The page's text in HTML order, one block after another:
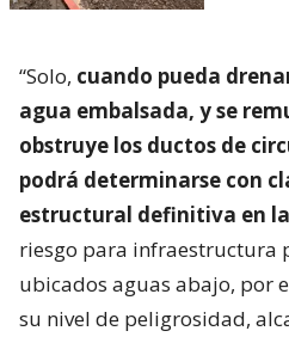
“Solo, cuando pueda
agua embalsada, y se
obstruye los ductos de
podrá determinarse con
estructural definitiva en
riesgo para infraestructura
ubicados aguas abajo, por
su nivel de peligrosidad,